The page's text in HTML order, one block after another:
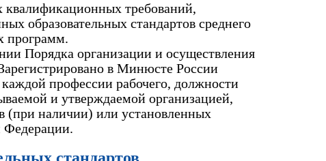
квалификационных требований,
образовательных стандартов среднего
программ.
Порядка организации и осуществления
в Минюсте России
профессии рабочего, должности
и утверждаемой организацией,
(при наличии) или установленных
Федерации.